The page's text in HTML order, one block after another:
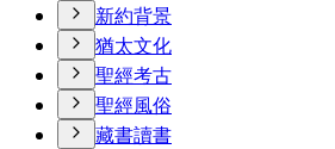
新約背景
猶太文化
聖經考古
聖經風俗
藏書讀書